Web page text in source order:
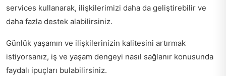
services kullanarak, ilişkilerimizi daha da geliştirebilir ve
daha fazla destek alabilirsiniz.
Günlük yaşamın ve ilişkilerinizin kalitesini artırmak
istiyorsanız, iş ve yaşam dengeyi nasıl sağlanır konusunda
faydalı ipuçları bulabilirsiniz.